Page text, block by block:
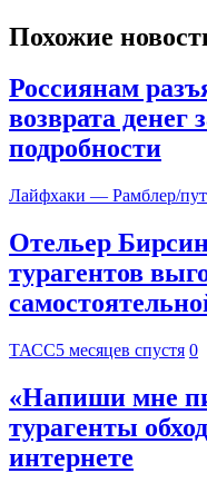
Похожие
Россиянам
возврата денег
подробности
Лайфхаки — Рамблер/
Отельер
турагентов
ТАСС5 месяцев спустя 0
«Напиши мне
турагенты
интернете